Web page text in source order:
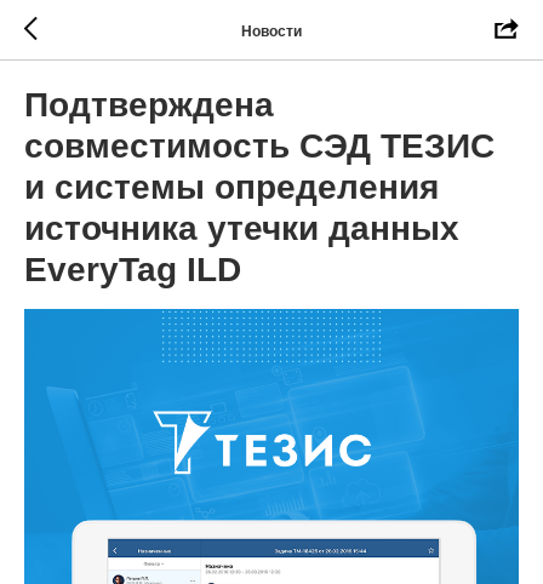
Новости
Подтверждена
совместимость СЭД ТЕЗИС
и системы определения
источника утечки данных
EveryTag ILD